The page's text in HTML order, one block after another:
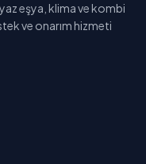
eşya, klima ve kombi
ve onarım hizmeti